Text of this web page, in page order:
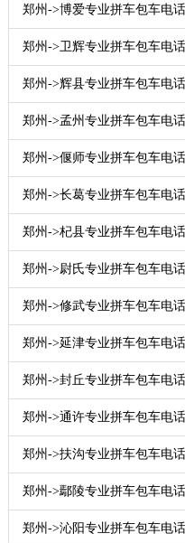
郑州->博爱专业拼车包车电话
郑州->卫辉专业拼车包车电话
郑州->辉县专业拼车包车电话
郑州->孟州专业拼车包车电话
郑州->偃师专业拼车包车电话
郑州->长葛专业拼车包车电话
郑州->杞县专业拼车包车电话
郑州->尉氏专业拼车包车电话
郑州->修武专业拼车包车电话
郑州->延津专业拼车包车电话
郑州->封丘专业拼车包车电话
郑州->通许专业拼车包车电话
郑州->扶沟专业拼车包车电话
郑州->鄢陵专业拼车包车电话
郑州->沁阳专业拼车包车电话